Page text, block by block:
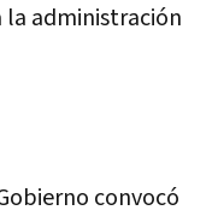
la administración
convocó